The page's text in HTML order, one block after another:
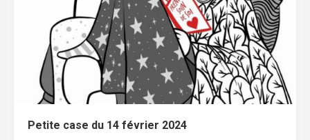
Petite case du 14 février 2024